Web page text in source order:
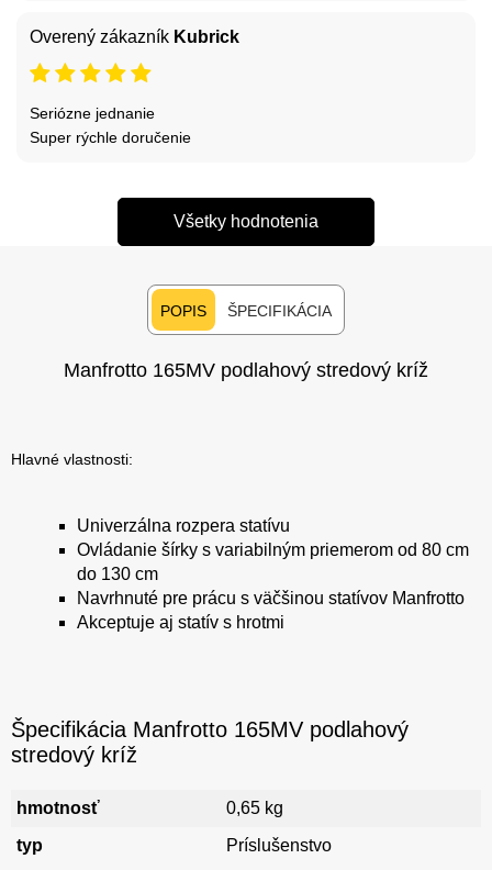
Overený zákazník Kubrick
Seriózne jednanie
Super rýchle doručenie
Všetky hodnotenia
POPIS ŠPECIFIKÁCIA
Manfrotto 165MV podlahový stredový kríž
Hlavné vlastnosti:
Univerzálna rozpera statívu
Ovládanie šírky s variabilným priemerom od 80 cm
do 130 cm
Navrhnuté pre prácu s väčšinou statívov Manfrotto
Akceptuje aj statív s hrotmi
Špecifikácia Manfrotto 165MV podlahový
stredový kríž
hmotnosť
0,65 kg
typ
Príslušenstvo